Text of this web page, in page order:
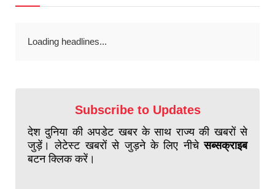
Loading headlines...
Subscribe to Updates
देश दुनिया की अपडेट खबर के साथ राज्य की खबरों से
जुड़ें। लेटेस्ट खबरों से जुड़ने के लिए नीचेसब्सक्राइब
बटन क्लिक करें।